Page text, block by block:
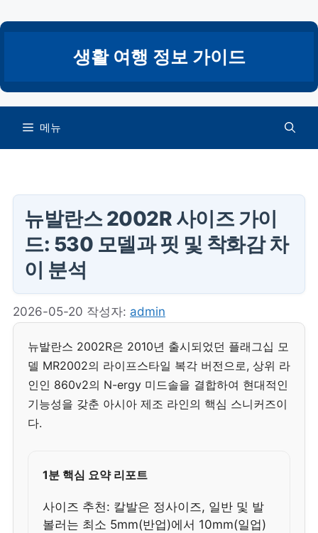
텐
건
너
생활 여행 정보 가이드
메뉴
뉴발란스 2002R 사이즈 가이
드: 530 모델과 핏 및 착화감 차
이 분석
2026-05-20 작성자: admin
뉴발란스 2002R은 2010년 출시되었던 플래그십 모
델 MR2002의 라이프스타일 복각 버전으로, 상위 라
인인 860v2의 N-ergy 미드솔을 결합하여 현대적인
기능성을 갖춘 아시아 제조 라인의 핵심 스니커즈이
다.
1분 핵심 요약 리포트
사이즈 추천: 칼발은 정사이즈, 일반 및 발
볼러는 최소 5mm(반업)에서 10mm(일업)